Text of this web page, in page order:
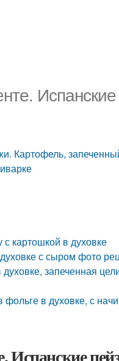
Картофель,
картошкой в духовке
с сыром фото
запеченная
в духовке, с